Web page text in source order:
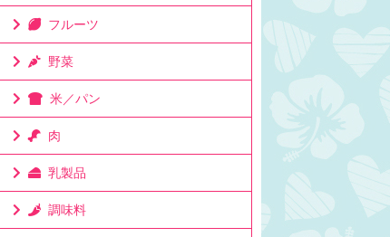
フルーツ
野菜
米／パン
肉
乳製品
調味料